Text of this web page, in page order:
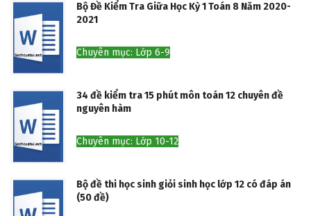
Bộ Đề Kiểm Tra Giữa Học Kỳ 1 Toán 8 Năm 2020-
2021
Chuyên mục: Lớp 6-9
34 đề kiểm tra 15 phút môn toán 12 chuyên đề
nguyên hàm
Chuyên mục: Lớp 10-12
Bộ đề thi học sinh giỏi sinh học lớp 12 có đáp án
(50 đề)